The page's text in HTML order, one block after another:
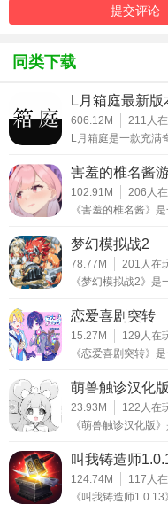
同类下载
L月箱庭最新版
606.12M 211 人
L月箱庭是一款充满
害羞的椎名酱
102.91M 206 人
《害羞的椎名酱》
梦幻模拟战2
78.77M 201 人在
《梦幻模拟战2》
恋爱喜剧突转
15.27M 129 人在
《恋爱喜剧突转》
萌兽触诊汉化版
23.93M 122 人在
《萌兽触诊汉化版
叫我铸造师
124.74M 117 人
《叫我铸造师